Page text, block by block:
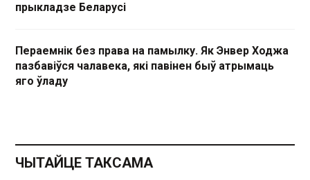
прыкладзе Беларусі
Пераемнік без права на памылку. Як Энвер Ходжа
пазбавіўся чалавека, які павінен быў атрымаць
яго ўладу
ЧЫТАЙЦЕ ТАКСАМА